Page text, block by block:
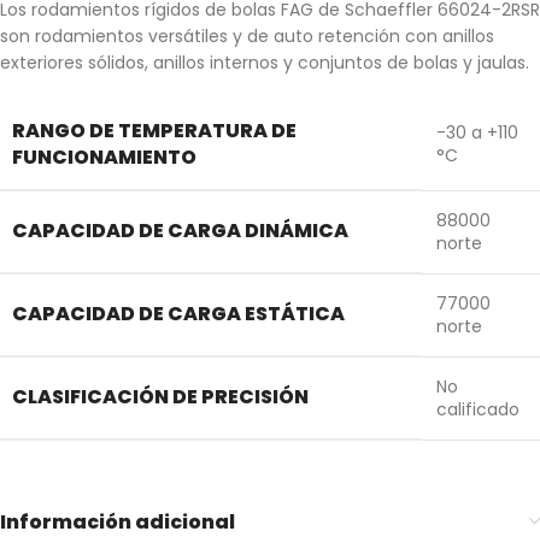
Los rodamientos rígidos de bolas FAG de Schaeffler 66024-2RSR
son rodamientos versátiles y de auto retención con anillos
exteriores sólidos, anillos internos y conjuntos de bolas y jaulas.
RANGO DE TEMPERATURA DE
FUNCIONAMIENTO
-30 a +110
°C
CAPACIDAD DE CARGA DINÁMICA
88000
norte
CAPACIDAD DE CARGA ESTÁTICA
77000
norte
CLASIFICACIÓN DE PRECISIÓN
No
calificado
Información adicional